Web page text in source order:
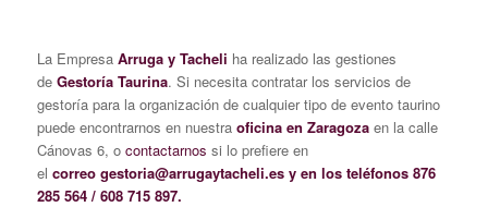
La Empresa Arruga y Tacheli ha realizado las gestiones
de Gestoría Taurina. Si necesita contratar los servicios de
gestoría para la organización de cualquier tipo de evento taurino
puede encontrarnos en nuestra oficina en Zaragozaen la calle
Cánovas 6, o contactarnos si lo prefiere en
el correo gestoria@arrugaytacheli.es y en los teléfonos 876
285 564 / 608 715 897.